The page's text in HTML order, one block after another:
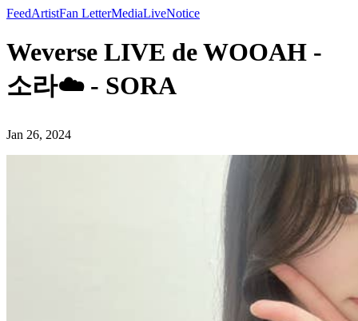
FeedArtistFan LetterMediaLiveNotice
Weverse LIVE de WOOAH -
소라☁️ - SORA
Jan 26, 2024